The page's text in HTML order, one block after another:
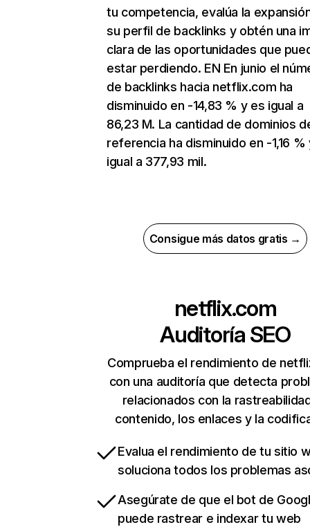
tu competencia, evalúa la
su perfil de backlinks y obtén una
clara de las oportunidades que
estar perdiendo. EN En junio el
de backlinks hacia netflix.com ha
disminuido en -14,83 % y es igual a
86,23 M. La cantidad de dominios
referencia ha disminuido en -1,16 %
igual a 377,93 mil.
Consigue más datos gratis →
netflix.com
Auditoría SEO
Comprueba el rendimiento de
con una auditoría que detecta
relacionados con la
contenido, los enlaces y la
Evalua el rendimiento de tu sitio
soluciona todos los problemas
Asegúrate de que el bot de
puede rastrear e indexar tu web